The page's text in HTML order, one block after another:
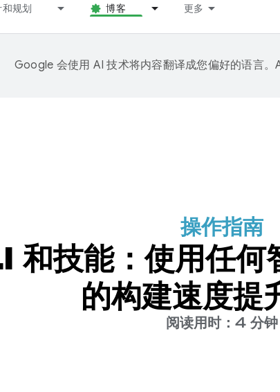
规划 博客 更多
Google 会使用 AI 技术将内容翻译成您偏好的语言。
操作指南
技能：使用任
的构建速度提
阅读用时：4 分钟